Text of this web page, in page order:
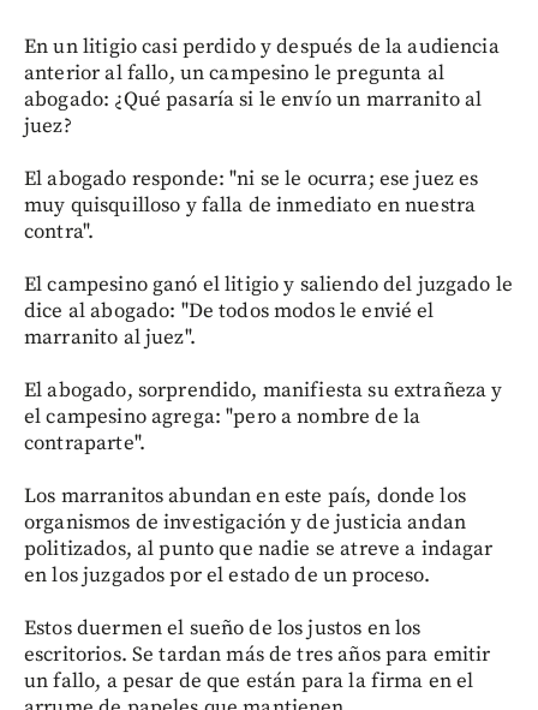
En un litigio casi perdido y después de la audiencia
anterior al fallo, un campesino le pregunta al
abogado: ¿Qué pasaría si le envío un marranito al
juez?
El abogado responde: "ni se le ocurra; ese juez es
muy quisquilloso y falla de inmediato en nuestra
contra".
El campesino ganó el litigio y saliendo del juzgado le
dice al abogado: "De todos modos le envié el
marranito al juez".
El abogado, sorprendido, manifiesta su extrañeza y
el campesino agrega: "pero a nombre de la
contraparte".
Los marranitos abundan en este país, donde los
organismos de investigación y de justicia andan
politizados, al punto que nadie se atreve a indagar
en los juzgados por el estado de un proceso.
Estos duermen el sueño de los justos en los
escritorios. Se tardan más de tres años para emitir
un fallo, a pesar de que están para la firma en el